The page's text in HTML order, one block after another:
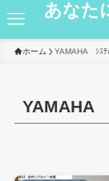
あなた
ホーム YAMAHA ｼｽ
YAMAHA